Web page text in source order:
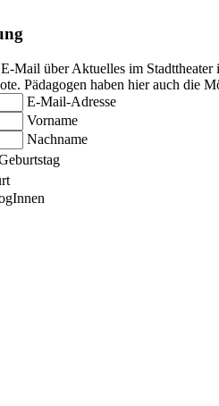
Mail über Aktuelles im
Pädagogen haben hier auch die
E-Mail-Adresse
Vorname
Nachname